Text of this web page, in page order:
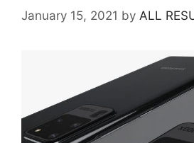
January 15, 2021 by ALL